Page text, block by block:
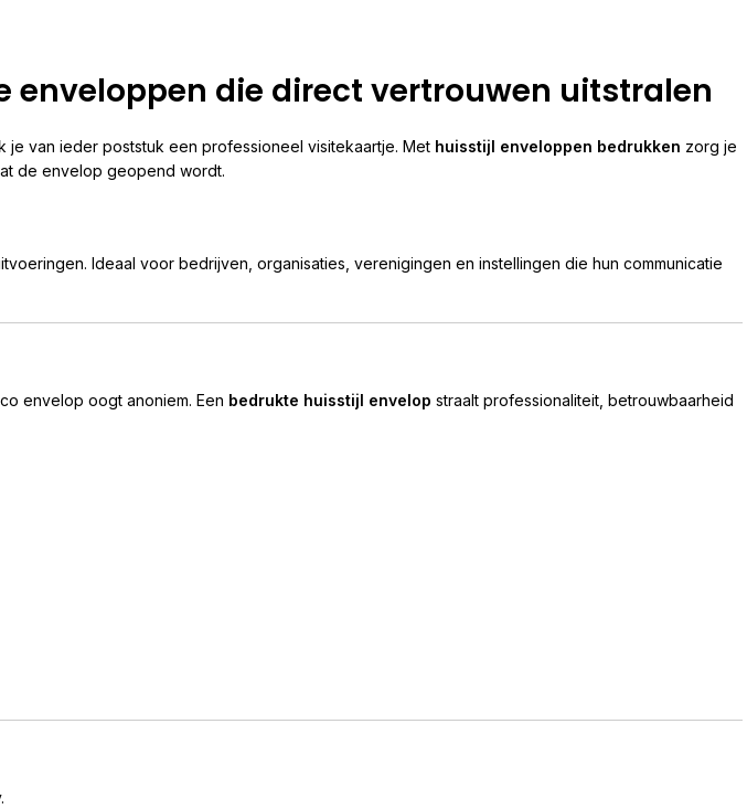
enveloppen die direct vertrouwen uitstralen
je van ieder poststuk een professioneel visitekaartje. Met huisstijl enveloppen bedrukken zorg je
de envelop geopend wordt.
Ideaal voor bedrijven, organisaties, verenigingen en instellingen die hun communicatie
envelop oogt anoniem. Een bedrukte huisstijl envelop straalt professionaliteit, betrouwbaarheid